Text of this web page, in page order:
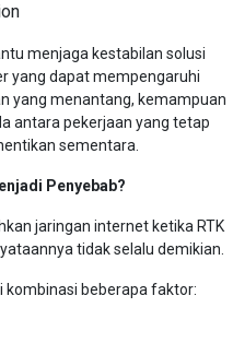
menjaga kestabilan solusi
yang dapat mempengaruhi
yang menantang, kemampuan
antara pekerjaan yang tetap
sementara.
Penyebab?
jaringan internet ketika RTK
tidak selalu demikian.
kombinasi beberapa faktor: